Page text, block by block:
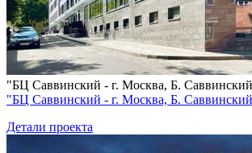
"БЦ Саввинский - г. Москва, Б.
"БЦ Саввинский - г. Москва, Б.
Детали проекта